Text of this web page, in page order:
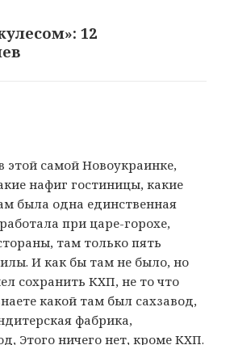
12
этой самой Новоукраинке,
нафиг гостиницы, какие
была одна единственная
при царе-горохе,
там только пять
И как бы там не было, но
сохранить КХП, не то что
какой там был сахзавод,
фабрика,
Этого ничего нет, кроме КХП.